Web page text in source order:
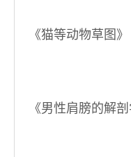
《猫等动物草图
《男性肩膀的解